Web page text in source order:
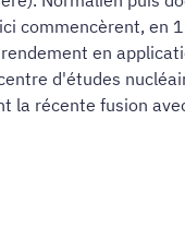
commencèrent, en
en
d'études
récente fusion